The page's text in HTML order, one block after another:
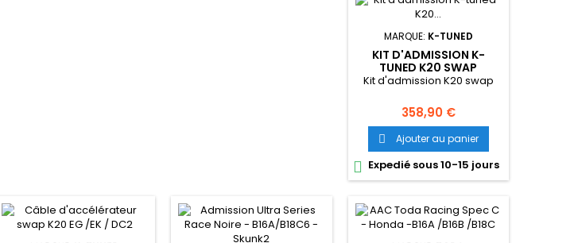
MARQUE: K-TUNED
KIT D'ADMISSION K-
TUNED K20 SWAP
Kit d'admission K20 swap
Prix
358,90 €
 Ajouter au panier
 Expedié sous 10-15 jours